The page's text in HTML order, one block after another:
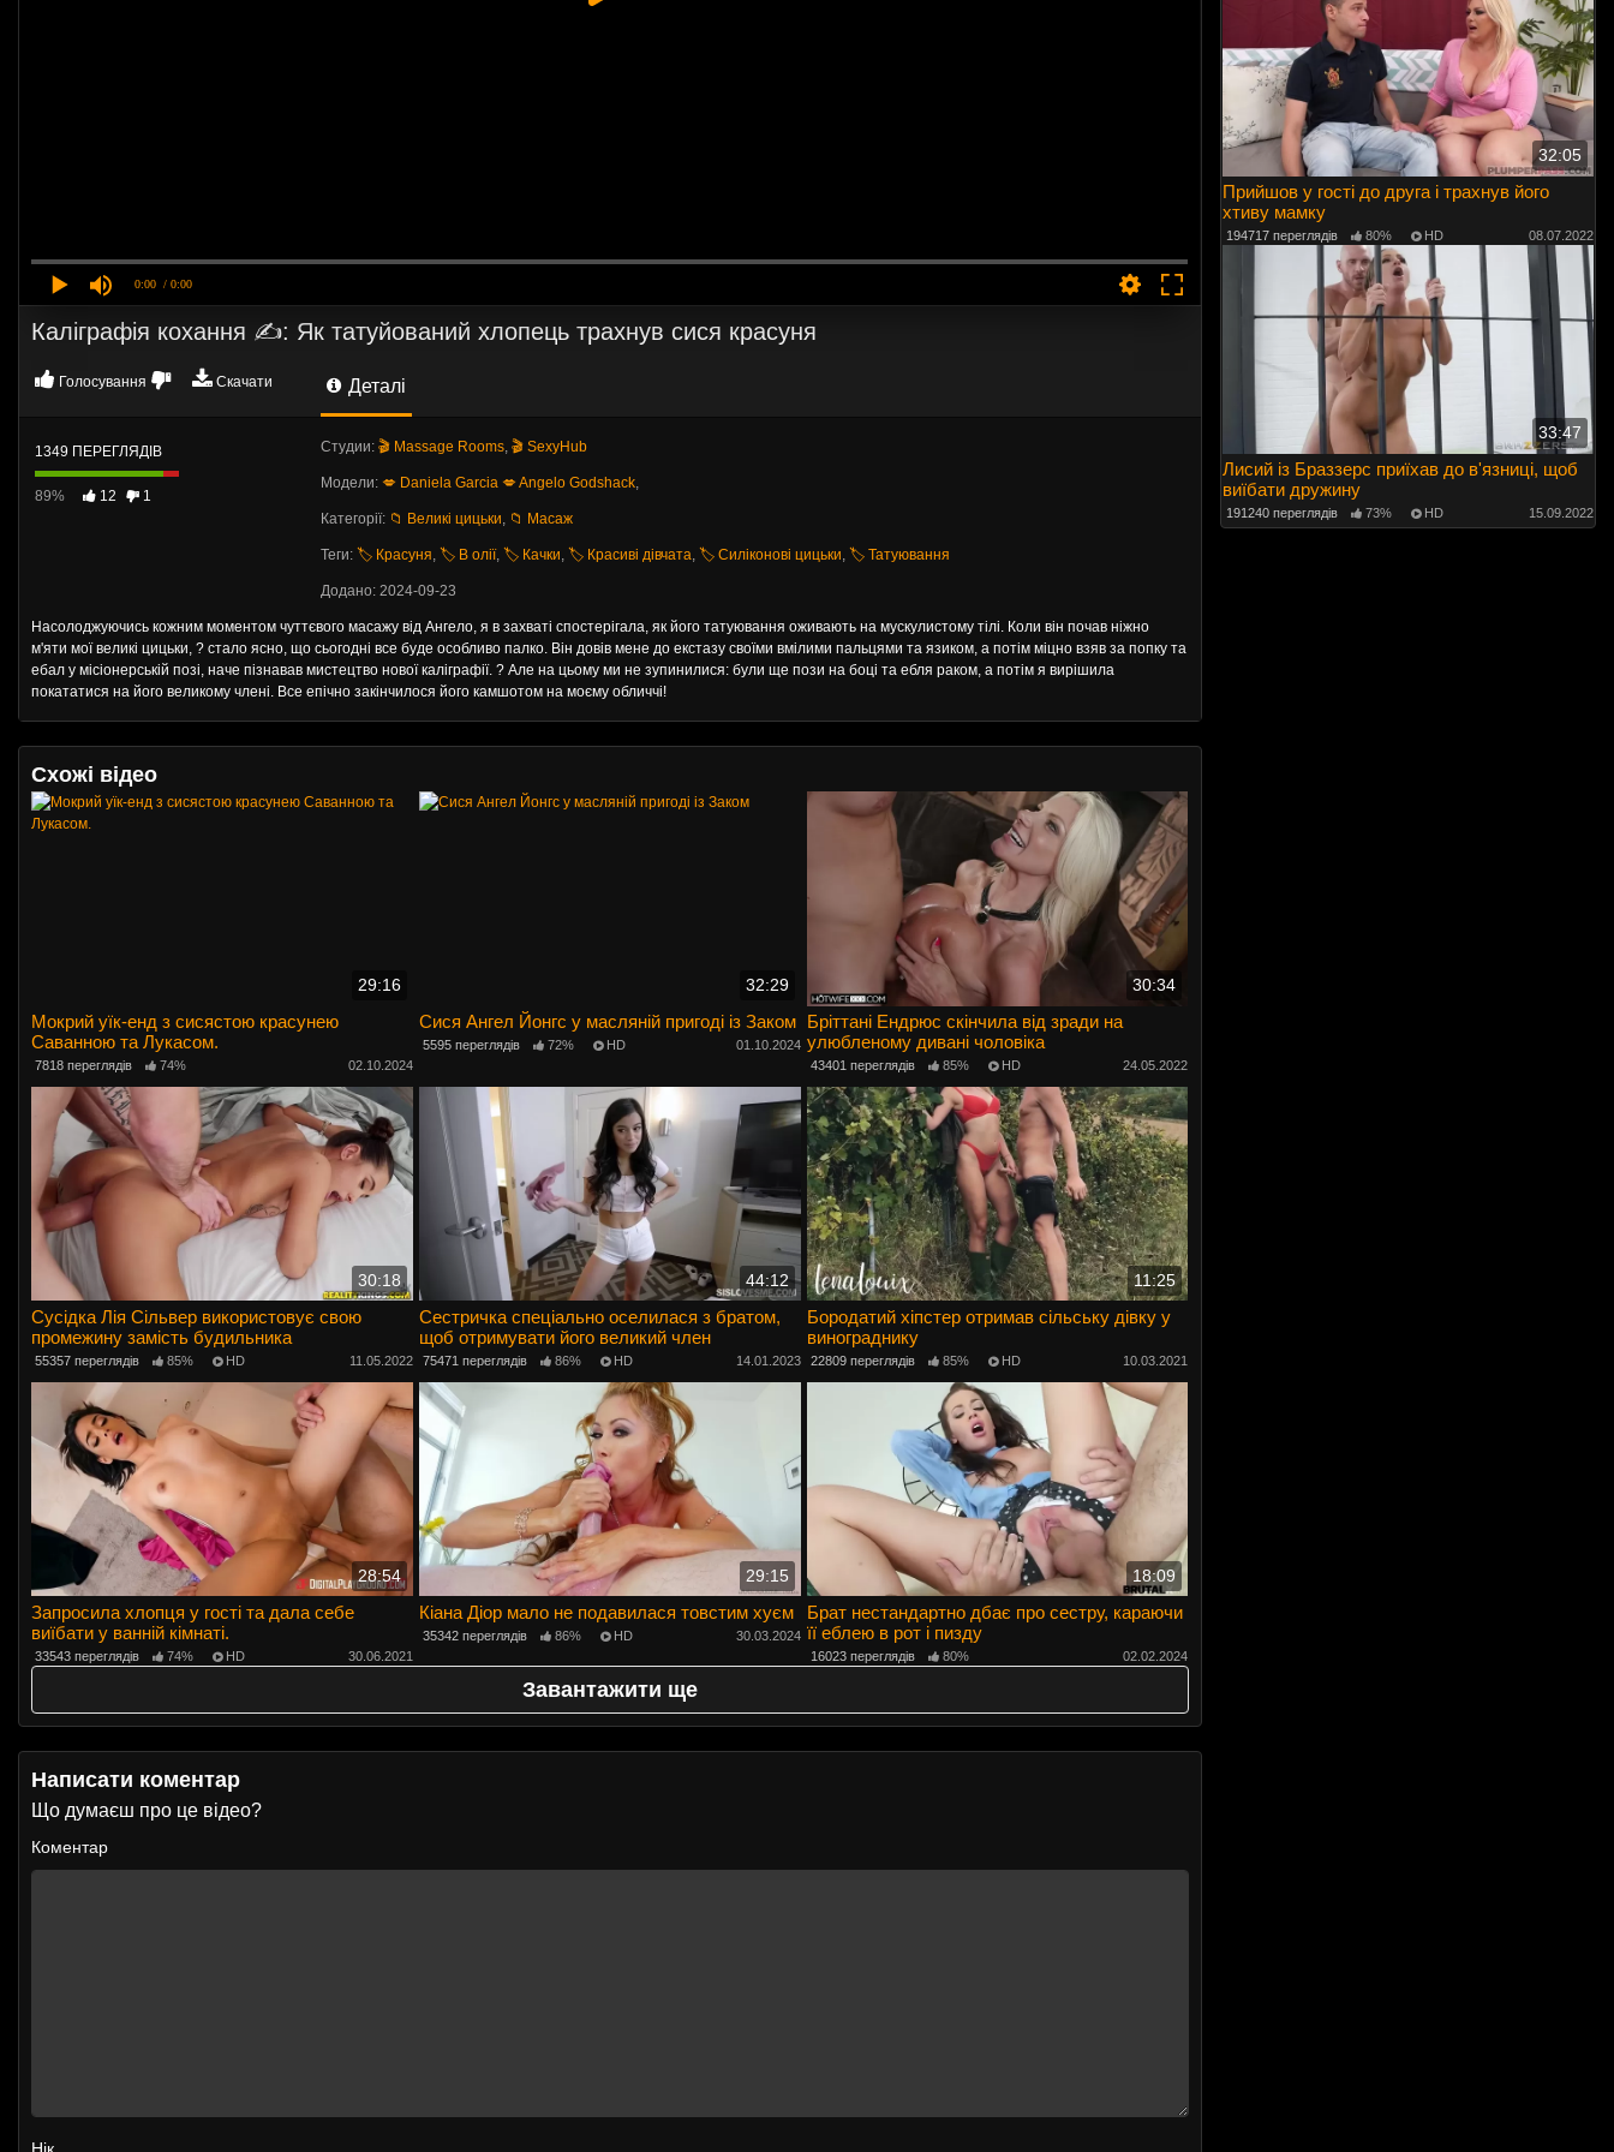
0:00 / 0:00
Каліграфія кохання ✍️: Як татуйований хлопець трахнув сися красуня
Голосування Скачати Деталі
1349 ПЕРЕГЛЯДІВ
89% 12 1
Студии: 🎬 Massage Rooms, 🎬 SexyHub
Модели: 💋 Daniela Garcia 💋 Angelo Godshack,
Категорії: 📁 Великі цицьки, 📁 Масаж
Теги: 🏷️ Красуня, 🏷️ В олії, 🏷️ Качки, 🏷️ Красиві дівчата, 🏷️ Силіконові цицьки, 🏷️ Татуювання
Додано: 2024-09-23
Насолоджуючись кожним моментом чуттєвого масажу від Ангело, я в захваті спостерігала, як його татуювання оживають на мускулистому тілі. Коли він почав ніжно
м'яти мої великі цицьки, ? стало ясно, що сьогодні все буде особливо палко. Він довів мене до екстазу своїми вмілими пальцями та язиком, а потім міцно взяв за попку та
ебал у місіонерській позі, наче пізнавав мистецтво нової каліграфії. ? Але на цьому ми не зупинилися: були ще пози на боці та ебля раком, а потім я вирішила
покататися на його великому члені. Все епічно закінчилося його камшотом на моєму обличчі!
Схожі відео
29:16
Мокрий уїк-енд з сисястою красунею
Саванною та Лукасом.
7818 переглядів 74% 02.10.2024
32:29
Сися Ангел Йонгс у масляній пригоді із Заком
5595 переглядів 72% HD 01.10.2024
30:34
Бріттані Ендрюс скінчила від зради на
улюбленому дивані чоловіка
43401 переглядів 85% HD 24.05.2022
30:18
Сусідка Лія Сільвер використовує свою
промежину замість будильника
55357 переглядів 85% HD 11.05.2022
44:12
Сестричка спеціально оселилася з братом,
щоб отримувати його великий член
75471 переглядів 86% HD 14.01.2023
11:25
Бородатий хіпстер отримав сільську дівку у
винограднику
22809 переглядів 85% HD 10.03.2021
28:54
Запросила хлопця у гості та дала себе
виїбати у ванній кімнаті.
33543 переглядів 74% HD 30.06.2021
29:15
Кіана Діор мало не подавилася товстим хуєм
35342 переглядів 86% HD 30.03.2024
18:09
Брат нестандартно дбає про сестру, караючи
її еблею в рот і пизду
16023 переглядів 80% 02.02.2024
Завантажити ще
Написати коментар
Що думаєш про це відео?
Коментар
Нік
32:05
Прийшов у гості до друга і трахнув його
хтиву мамку
194717 переглядів 80% HD 08.07.2022
33:47
Лисий із Браззерс приїхав до в'язниці, щоб
виїбати дружину
191240 переглядів 73% HD 15.09.2022